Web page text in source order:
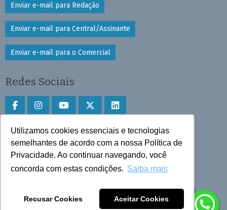
Utilizamos cookies essenciais e tecnologias
semelhantes de acordo com a nossa Política de
Privacidade. Ao continuar navegando, você
concorda com estas condições. Saiba mais
Recusar Cookies Aceitar Cookies
Enviar e-mail para Redação
Enviar e-mail para Central/Assinante
Enviar e-mail para o Comercial
Redes Sociais
Faça download do aplicativo
Play Store e App Store
Todos os direitos reservados © 2025 Cruzeiro do Sul